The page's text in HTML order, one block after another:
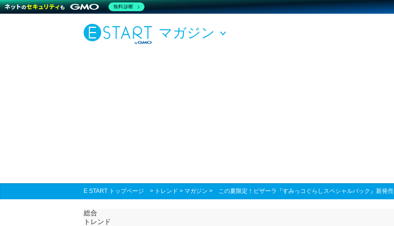
マガジン
E START トップページ > トレンド > マガジン > この夏限定！ピザーラ『すみっコぐらしスペシャルパック』新発売
総合
トレンド
無料診断